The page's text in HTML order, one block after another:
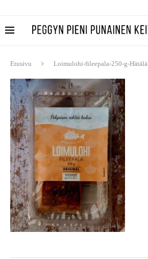
Etusivu Loimulohi-fileepala-250-g-Hätälä